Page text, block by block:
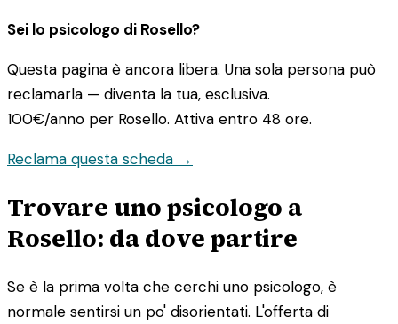
Sei lo psicologo di Rosello?
Questa pagina è ancora libera. Una sola persona può
reclamarla — diventa la tua, esclusiva.
100€/anno per Rosello. Attiva entro 48 ore.
Reclama questa scheda →
Trovare uno psicologo a
Rosello: da dove partire
Se è la prima volta che cerchi uno psicologo, è
normale sentirsi un po' disorientati. L'offerta di